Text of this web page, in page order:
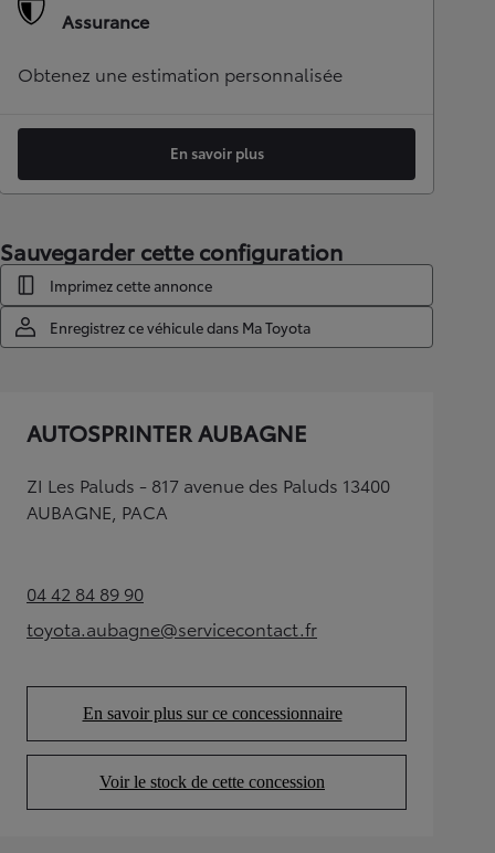
Assurance
Obtenez une estimation personnalisée
En savoir plus
Sauvegarder cette configuration
Imprimez cette annonce
Enregistrez ce véhicule dans Ma Toyota
AUTOSPRINTER AUBAGNE
ZI Les Paluds - 817 avenue des Paluds 13400
AUBAGNE, PACA
04 42 84 89 90(Opens in new tab)
toyota.aubagne@servicecontact.fr
(Opens in new tab)
En savoir plus sur ce concessionnaire
(Opens in new tab)
Voir le stock de cette concession
(Opens in new tab)